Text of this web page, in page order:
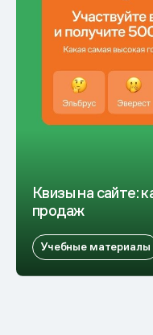
Квизы на сайте:
продаж
Учебные материалы